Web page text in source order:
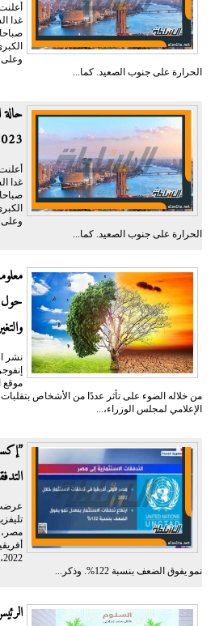
غدا
وعلى
الحرارة على جنوب الصعيد. كما...
2023 في
غدا
وعلى
الحرارة على جنوب الصعيد. كما...
حول
نشر
موقع
من خلاله الضوء على تأثر عددًا من الأشخاص
الإعلامي لمجلس الوزراء،...
عرضت
مصر،
نمو يفوق الضعف بنسبة 122%. وذكر...